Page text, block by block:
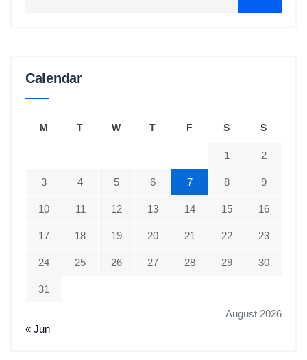
Calendar
August 2026
M T W T F S S
1 2
3 4 5 6 7 8 9
10 11 12 13 14 15 16
17 18 19 20 21 22 23
24 25 26 27 28 29 30
31
« Jun